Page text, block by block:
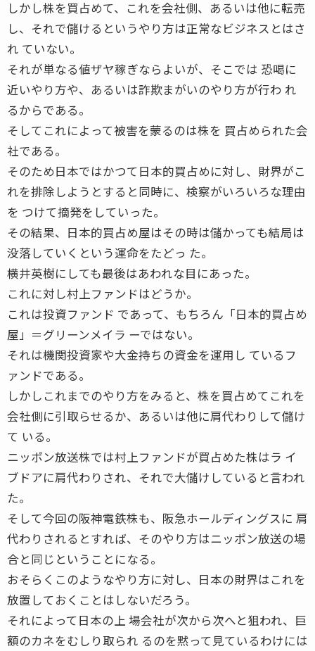
しかし株を買占めて、これを会社側、あるいは他に転売
し、それで儲けるというやり方は正常なビジネスとはさ
れ ていない。
それが単なる値ザヤ稼ぎならよいが、そこでは 恐喝に
近いやり方や、あるいは詐欺まがいのやり方が行わ れ
るからである。
そしてこれによって被害を蒙るのは株を 買占められた会
社である。
そのため日本ではかつて日本的買占めに対し、財界がこ
れを排除しようとすると同時に、検察がいろいろな理由
を つけて摘発をしていった。
その結果、日本的買占め屋はその時は儲かっても結局は
没落していくという運命をたどっ た。
横井英樹にしても最後はあわれな目にあった。
これに対し村上ファンドはどうか。
これは投資ファンド であって、もちろん「日本的買占め
屋」＝グリーンメイラ ーではない。
それは機関投資家や大金持ちの資金を運用し ているフ
ァンドである。
しかしこれまでのやり方をみると、株を買占めてこれを
会社側に引取らせるか、あるいは他に肩代わりして儲け
て いる。
ニッポン放送株では村上ファンドが買占めた株はラ イ
ブドアに肩代わりされ、それで大儲けしていると言われ
た。
そして今回の阪神電鉄株も、阪急ホールディングスに 肩
代わりされるとすれば、そのやり方はニッポン放送の場
合と同じということになる。
おそらくこのようなやり方に対し、日本の財界はこれを
放置しておくことはしないだろう。
それによって日本の上 場会社が次から次へと狙われ、巨
額のカネをむしり取られ るのを黙って見ているわけには